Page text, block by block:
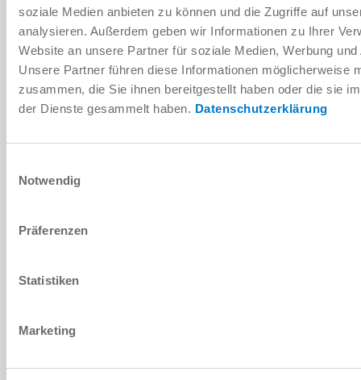
soziale Medien anbieten zu können und die Zugriffe auf
analysieren. Außerdem geben wir Informationen zu Ihrer
Website an unsere Partner für soziale Medien, Werbung
Unsere Partner führen diese Informationen möglicherweise
zusammen, die Sie ihnen bereitgestellt haben oder die sie
der Dienste gesammelt haben. Datenschutzerklärung
Notwendig
Präferenzen
Statistiken
Marketing
PDF-Datenblatt
Herunterladen